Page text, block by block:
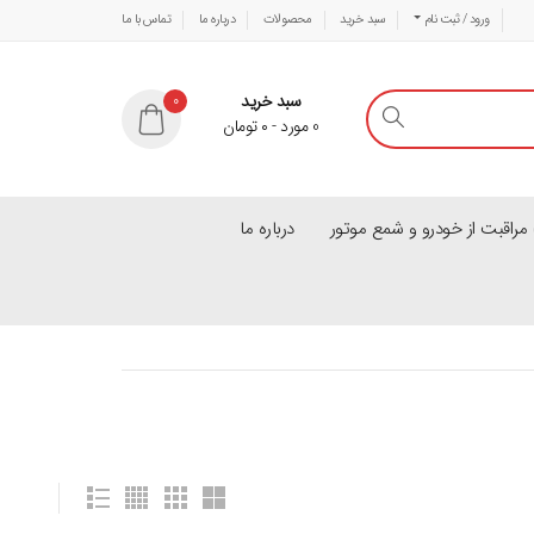
ورود / ثبت نام سبد خرید محصولات درباره ما تماس با ما
0
سبد خرید
0مورد-۰ تومان
از خودرو و شمع موتور درباره ما